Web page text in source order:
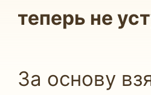
теперь не
За основу